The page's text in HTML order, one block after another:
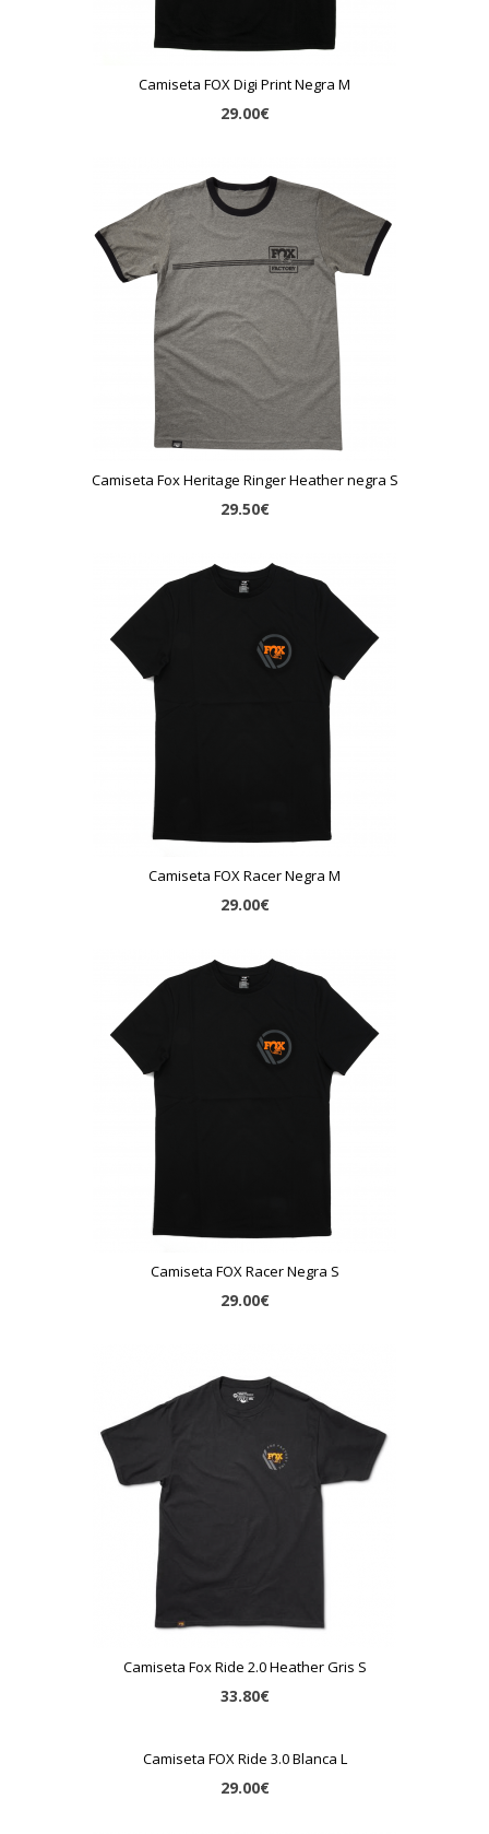
Camiseta FOX Digi Print Negra M
29.00€
Camiseta Fox Heritage Ringer Heather negra S
29.50€
Camiseta FOX Racer Negra M
29.00€
Camiseta FOX Racer Negra S
29.00€
Camiseta Fox Ride 2.0 Heather Gris S
33.80€
Camiseta FOX Ride 3.0 Blanca L
29.00€